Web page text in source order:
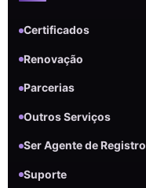
Certificados
Renovação
Parcerias
Outros Serviços
Ser Agente de Registro
Suporte